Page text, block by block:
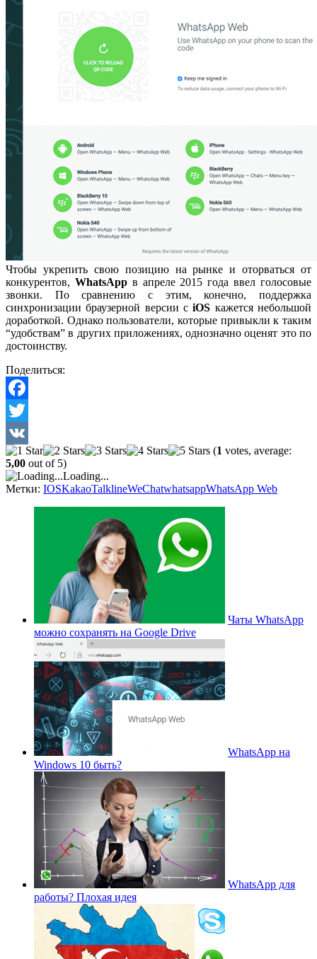
Чтобы укрепить свою позицию на рынке и оторваться от
конкурентов, WhatsAppв апреле 2015 года ввел голосовые
звонки. По сравнению с этим, конечно, поддержка
синхронизации браузерной версии сiOS кажется небольшой
доработкой. Однако пользователи, которые привыкли к таким
“удобствам” в других приложениях, однозначно оценят это по
достоинству.
Поделиться:
Facebook
Twitter
VK
(1 votes, average:
5,00 out of 5)
Loading...
Метки: IOSKakaoTalklineWeChatwhatsappWhatsApp Web
Чаты WhatsApp
можно сохранять на Google Drive
WhatsApp на
Windows 10 быть?
WhatsApp для
работы? Плохая идея